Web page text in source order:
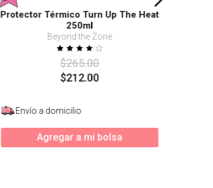
Protector Térmico Turn Up The Heat
250ml
Beyond the Zone
$265.00
$212.00
Envío a domicilio
Agregar a mi bolsa